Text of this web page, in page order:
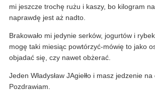
mi jeszcze trochę rużu i kaszy, bo kilogram
naprawdę jest aż nadto.
Brakowało mi jedynie serków, jogurtów i
mogę taki miesiąc powtórzyć-mówię to jako
objadać się, czy nawet obżerać.
Jeden Władysław JAgiełło i masz jedzenie na
Pozdrawiam.